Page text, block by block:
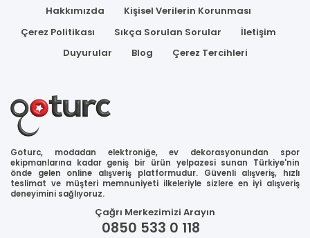
Hakkımızda
Kişisel Verilerin Korunması
Çerez Politikası
Sıkça Sorulan Sorular
İletişim
Duyurular
Blog Çerez Tercihleri
Goturc, modadan elektroniğe, ev dekorasyonundan spor
ekipmanlarına kadar geniş bir ürün yelpazesi sunan Türkiye'nin
önde gelen online alışveriş platformudur. Güvenli alışveriş, hızlı
teslimat ve müşteri memnuniyeti ilkeleriyle sizlere en iyi alışveriş
deneyimini sağlıyoruz.
Çağrı Merkezimizi Arayın
0850 533 0 118